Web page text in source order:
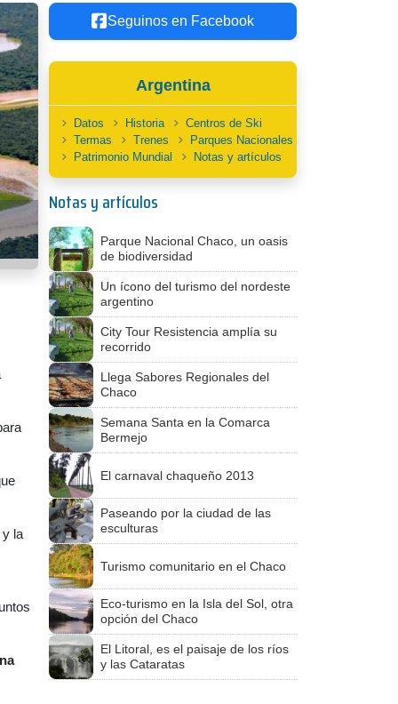
y la
Seguinos en Facebook
Argentina
Datos Historia
Centros de Ski
Termas
Trenes
Parques Nacionales
Patrimonio Mundial
Notas y artículos
Notas y artículos
Parque Nacional Chaco, un oasis
de biodiversidad
Un ícono del turismo del nordeste
argentino
City Tour Resistencia amplía su
recorrido
Llega Sabores Regionales del
Chaco
Semana Santa en la Comarca
Bermejo
El carnaval chaqueño 2013
Paseando por la ciudad de las
esculturas
Turismo comunitario en el Chaco
Eco-turismo en la Isla del Sol, otra
opción del Chaco
El Litoral, es el paisaje de los ríos
y las Cataratas